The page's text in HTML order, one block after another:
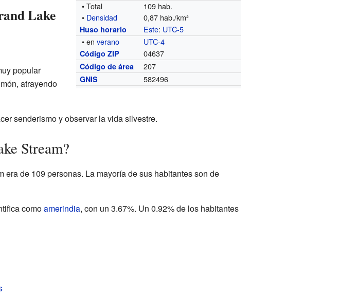
• Total
109 hab.
• Densidad 0,87 hab./km²
Huso horario Este: UTC-5
• enverano UTC-4
Código ZIP 04637
Código de área 207
GNIS 582496
Lake
popular
atrayendo
senderismo y observar la vida silvestre.
Stream?
de 109 personas. La mayoría de sus habitantes son de
comoamerindia, con un 3.67%. Un 0.92% de los habitantes